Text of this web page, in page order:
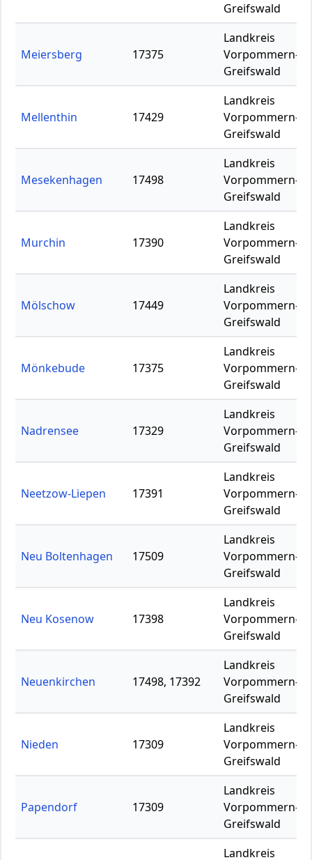
Greifswald
Meiersberg 17375
Landkreis
Vorpommern-
Greifswald
Mellenthin 17429
Landkreis
Vorpommern-
Greifswald
Mesekenhagen 17498
Landkreis
Vorpommern-
Greifswald
Murchin 17390
Landkreis
Vorpommern-
Greifswald
Mölschow 17449
Landkreis
Vorpommern-
Greifswald
Mönkebude 17375
Landkreis
Vorpommern-
Greifswald
Nadrensee 17329
Landkreis
Vorpommern-
Greifswald
Neetzow-Liepen 17391
Landkreis
Vorpommern-
Greifswald
Neu Boltenhagen 17509
Landkreis
Vorpommern-
Greifswald
Neu Kosenow 17398
Landkreis
Vorpommern-
Greifswald
Neuenkirchen 17498, 17392
Landkreis
Vorpommern-
Greifswald
Nieden 17309
Landkreis
Vorpommern-
Greifswald
Papendorf 17309
Landkreis
Vorpommern-
Greifswald
Landkreis